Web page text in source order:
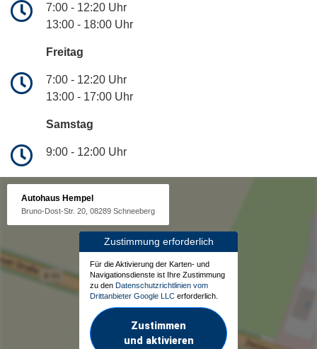
7:00 - 12:20 Uhr
13:00 - 18:00 Uhr
Freitag
7:00 - 12:20 Uhr
13:00 - 17:00 Uhr
Samstag
9:00 - 12:00 Uhr
Autohaus Hempel
Bruno-Dost-Str. 20, 08289 Schneeberg
Zustimmung erforderlich
Für die Aktivierung der Karten- und
Navigationsdienste ist Ihre Zustimmung
zu den Datenschutzrichtlinien vom
Drittanbieter Google LLC erforderlich.
Zustimmen
und aktivieren